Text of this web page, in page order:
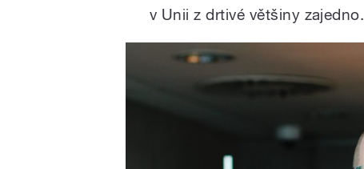
v Unii z drtivé většiny zajedno.